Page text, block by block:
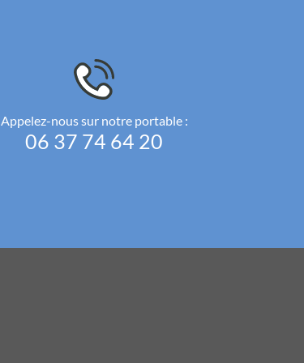
Appelez-nous sur notre portable :
06 37 74 64 20